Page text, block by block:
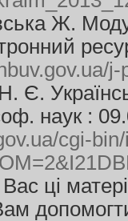
Ж.
Є.
наук :
cgi-
ці